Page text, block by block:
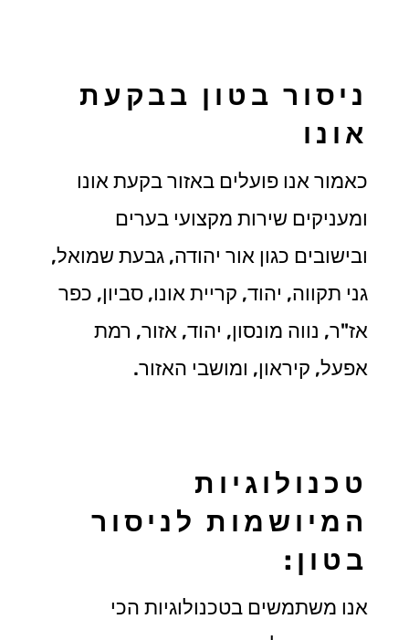
ניסור בטון בבקעת
אונו
כאמור אנו פועלים באזור בקעת אונו
ומעניקים שירות מקצועי בערים
ובישובים כגון אור יהודה, גבעת שמואל,
גני תקווה, יהוד, קריית אונו, סביון, כפר
אז"ר, נווה מונסון, יהוד, אזור, רמת
אפעל, קיראון, ומושבי האזור.
טכנולוגיות
המיושמות לניסור
בטון:
אנו משתמשים בטכנולוגיות הכי